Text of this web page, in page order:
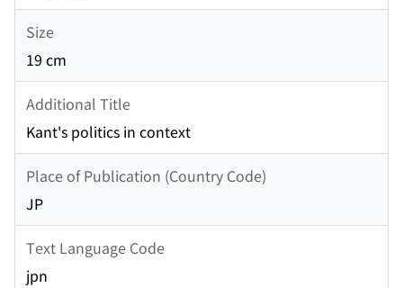
Size
19 cm
Additional Title
Kant's politics in context
Place of Publication (Country Code)
JP
Text Language Code
jpn